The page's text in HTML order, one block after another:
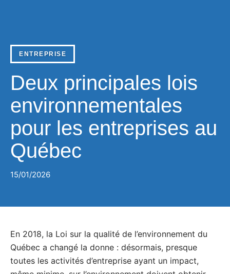
ENTREPRISE
Deux principales lois
environnementales
pour les entreprises au
Québec
15/01/2026
En 2018, la Loi sur la qualité de l’environnement du
Québec a changé la donne : désormais, presque
toutes les activités d’entreprise ayant un impact,